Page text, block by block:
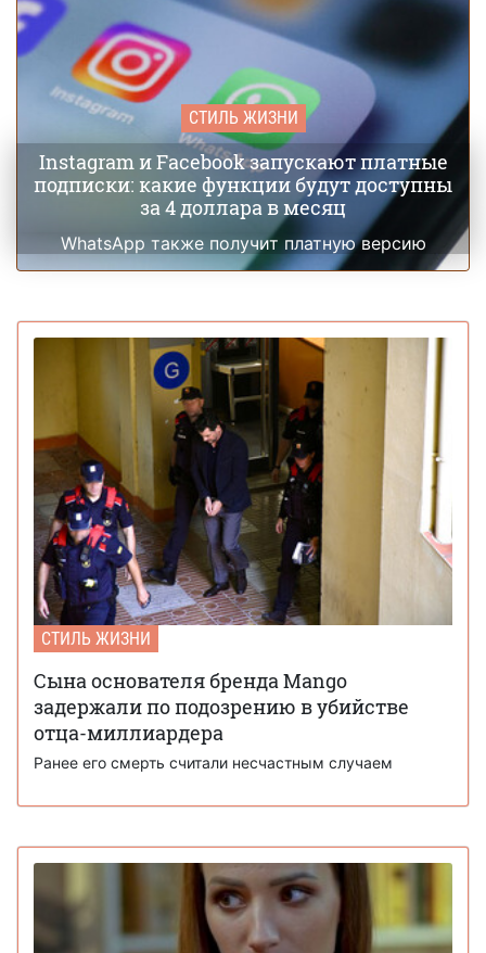
СТИЛЬ ЖИЗНИ
Instagram и Facebook запускают платные
подписки: какие функции будут доступны
за 4 доллара в месяц
WhatsApp также получит платную версию
СТИЛЬ ЖИЗНИ
Сына основателя бренда Mango
задержали по подозрению в убийстве
отца-миллиардера
Ранее его смерть считали несчастным случаем